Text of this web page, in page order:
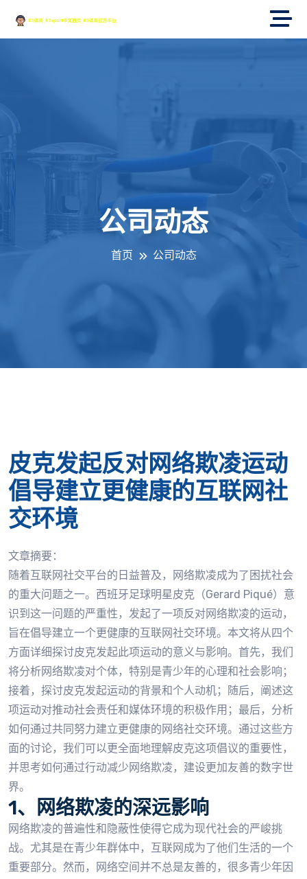
公司动态
首页 公司动态
皮克发起反对网络欺凌运动
倡导建立更健康的互联网社
交环境
文章摘要：
随着互联网社交平台的日益普及，网络欺凌成为了困扰社会
的重大问题之一。西班牙足球明星皮克（Gerard Piqué）意
识到这一问题的严重性，发起了一项反对网络欺凌的运动，
旨在倡导建立一个更健康的互联网社交环境。本文将从四个
方面详细探讨皮克发起此项运动的意义与影响。首先，我们
将分析网络欺凌对个体，特别是青少年的心理和社会影响；
接着，探讨皮克发起运动的背景和个人动机；随后，阐述这
项运动对推动社会责任和媒体环境的积极作用；最后，分析
如何通过共同努力建立更健康的网络社交环境。通过这些方
面的讨论，我们可以更全面地理解皮克这项倡议的重要性，
并思考如何通过行动减少网络欺凌，建设更加友善的数字世
界。
1、网络欺凌的深远影响
网络欺凌的普遍性和隐蔽性使得它成为现代社会的严峻挑
战。尤其是在青少年群体中，互联网成为了他们生活的一个
重要部分。然而，网络空间并不总是友善的，很多青少年因